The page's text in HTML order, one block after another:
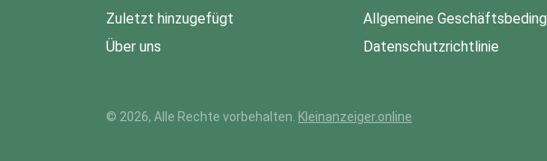
Zuletzt hinzugefügt
Über uns
Allgemeine
Datenschutzrichtlinie
© 2026, Alle Rechte vorbehalten. Kleinanzeiger.online